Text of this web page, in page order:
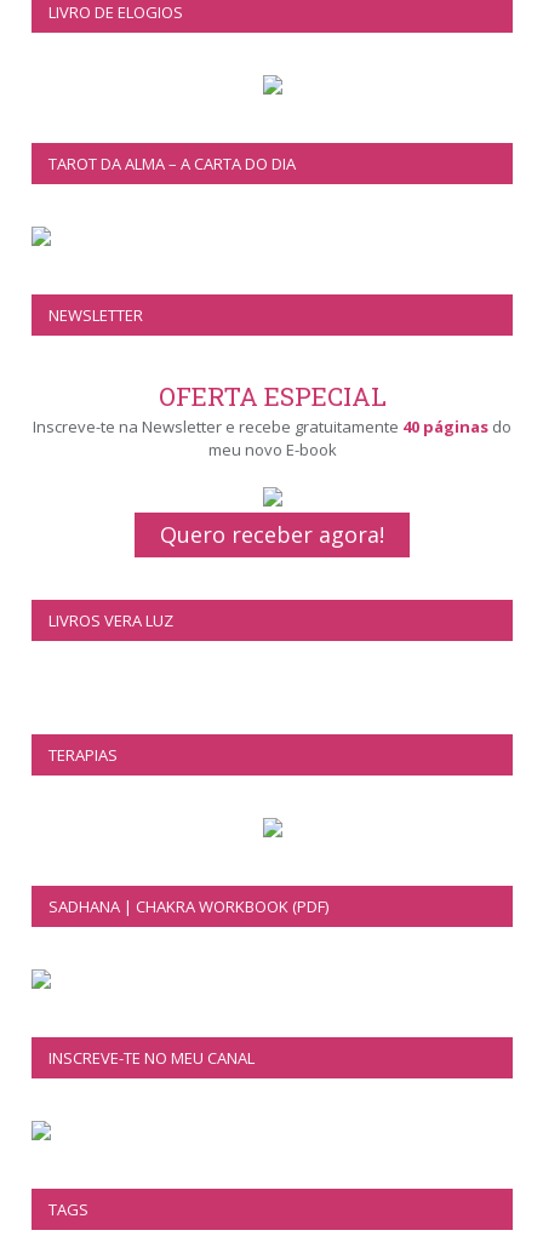
LIVRO DE ELOGIOS
TAROT DA ALMA – A CARTA DO DIA
NEWSLETTER
OFERTA ESPECIAL
Inscreve-te na Newsletter e recebe gratuitamente 40 páginas do
meu novo E-book
Quero receber agora!
LIVROS VERA LUZ
TERAPIAS
SADHANA | CHAKRA WORKBOOK (PDF)
INSCREVE-TE NO MEU CANAL
TAGS